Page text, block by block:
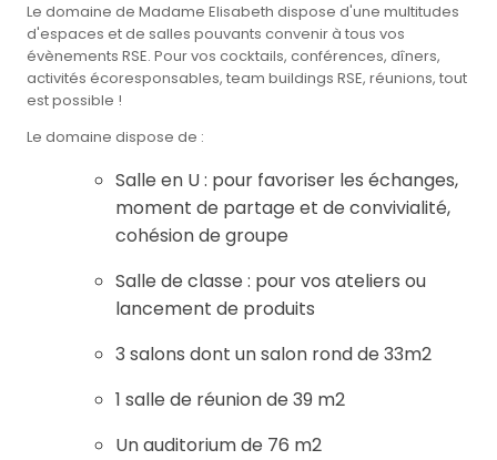
Le domaine de Madame Elisabeth dispose d'une multitudes
d'espaces et de salles pouvants convenir à tous vos
évènements RSE. Pour vos cocktails, conférences, dîners,
activités écoresponsables, team buildings RSE, réunions, tout
est possible !
Le domaine dispose de :
Salle en U : pour favoriser les échanges,
moment de partage et de convivialité,
cohésion de groupe
Salle de classe : pour vos ateliers ou
lancement de produits
3 salons dont un salon rond de 33m2
1 salle de réunion de 39 m2
Un auditorium de 76 m2